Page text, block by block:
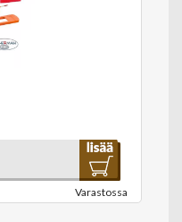
Varastossa